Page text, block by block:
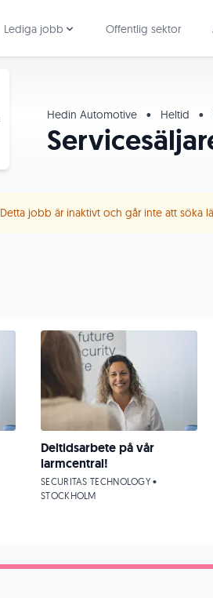
Lediga jobb Offentlig sektor
Hedin Automotive • Heltid •
Detta jobb är inaktivt och går inte att söka
Deltidsarbete på vår
larmcentral!
SECURITAS TECHNOLOGY •
STOCKHOLM